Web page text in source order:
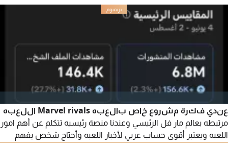
عندي فكرة مشروع خاص بالعبه Marvel rivals اللعبه
مرتبطه بعالم مار فل الرئيسي وعندنا منصة رئيسيه تتكلم عن أهم امور
اللعبه ويعتبر أقوى حساب عربي لأخبار اللعبه وأحتاج شخص يفهم